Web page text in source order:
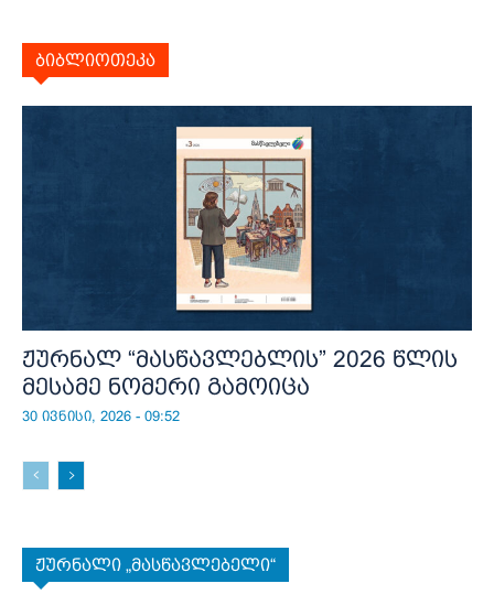
ბიბლიოთეკა
ჟურნალ “მასწავლებლის” 2026 წლის
მესამე ნომერი გამოიცა
30 ივნისი, 2026 - 09:52
ჟურნალი „მასწავლებელი“